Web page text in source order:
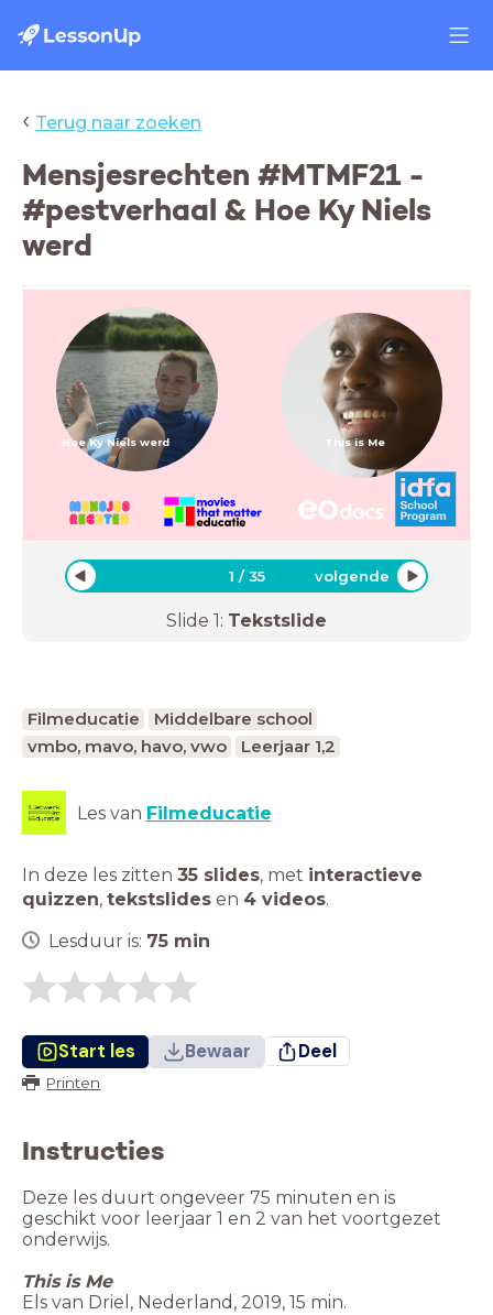
‹ Terug naar zoeken
Mensjesrechten #MTMF21 -
#pestverhaal & Hoe Ky Niels
werd
This is Me
Hoe Ky Niels werd
1 /35 volgende
Slide 1: Tekstslide
Filmeducatie
Middelbare school
vmbo, mavo, havo, vwo
Leerjaar 1,2
Les van Filmeducatie
In deze les zitten 35 slides, met interactieve
quizzen, tekstslides en 4 videos.
Lesduur is: 75 min
Start les Bewaar Deel
Printen
Instructies
Deze les duurt ongeveer 75 minuten en is
geschikt voor leerjaar 1 en 2 van het voortgezet
onderwijs.
This is Me
Els van Driel, Nederland, 2019, 15 min.